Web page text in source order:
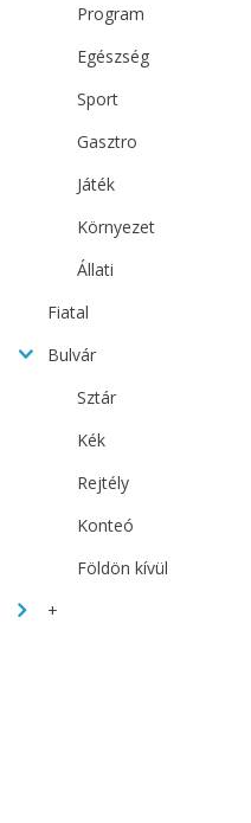
Program
Egészség
Sport
Gasztro
Játék
Környezet
Állati
Fiatal
Bulvár
Sztár
Kék
Rejtély
Konteó
Földön kívül
+